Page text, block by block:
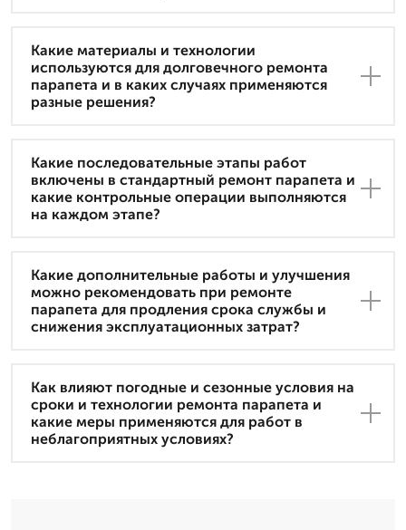
Какие материалы и технологии
используются для долговечного ремонта
парапета и в каких случаях применяются
разные решения?
Какие последовательные этапы работ
включены в стандартный ремонт парапета и
какие контрольные операции выполняются
на каждом этапе?
Какие дополнительные работы и улучшения
можно рекомендовать при ремонте
парапета для продления срока службы и
снижения эксплуатационных затрат?
Как влияют погодные и сезонные условия на
сроки и технологии ремонта парапета и
какие меры применяются для работ в
неблагоприятных условиях?